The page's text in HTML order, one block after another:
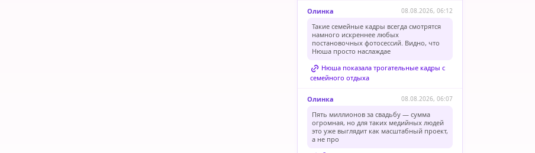
Олинка 08.08.2026, 06:12
Такие семейные кадры всегда смотрятся
намного искреннее любых
постановочных фотосессий. Видно, что
Нюша просто наслаждае
Нюша показала трогательные кадры с
семейного отдыха
Олинка 08.08.2026, 06:07
Пять миллионов за свадьбу — сумма
огромная, но для таких медийных людей
это уже выглядит как масштабный проект,
а не про